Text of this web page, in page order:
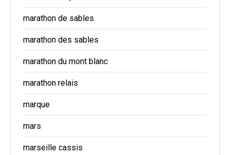
marathon de sables
marathon des sables
marathon du mont blanc
marathon relais
marque
mars
marseille cassis